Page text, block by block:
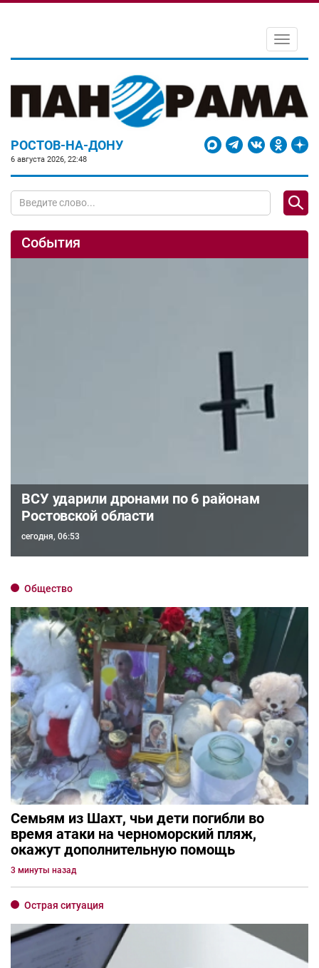
Toggle
РОСТОВ-НА-ДОНУ
6 августа 2026, 22:48
События
ВСУ ударили дронами по 6 районам
Ростовской области
сегодня, 06:53
Общество
Семьям из Шахт, чьи дети погибли во
время атаки на черноморский пляж,
окажут дополнительную помощь
3 минуты назад
Острая ситуация